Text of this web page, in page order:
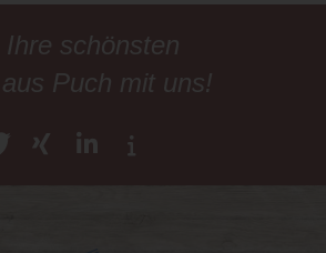
Ihre schönsten
Puch mit uns!